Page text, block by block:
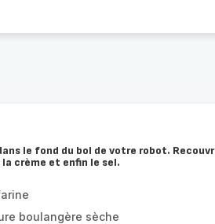
le fond du bol de votre robot.
crème et enfin le sel.
boulangère sèche